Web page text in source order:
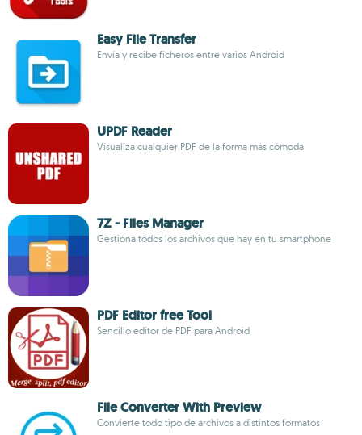
Easy File Transfer
Envía y recibe ficheros entre varios Android
UPDF Reader
Visualiza cualquier PDF de la forma más cómoda
7Z - Files Manager
Gestiona todos los archivos que hay en tu smartphone
PDF Editor free Tool
Sencillo editor de PDF para Android
File Converter With Preview
Convierte todo tipo de archivos a distintos formatos